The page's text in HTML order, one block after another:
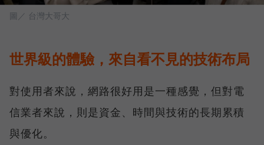
圖／ 台灣大哥大
世界級的體驗，來自看不見的技術布局
對使用者來說，網路很好用是一種感覺，但對電
信業者來說，則是資金、時間與技術的長期累積
與優化。